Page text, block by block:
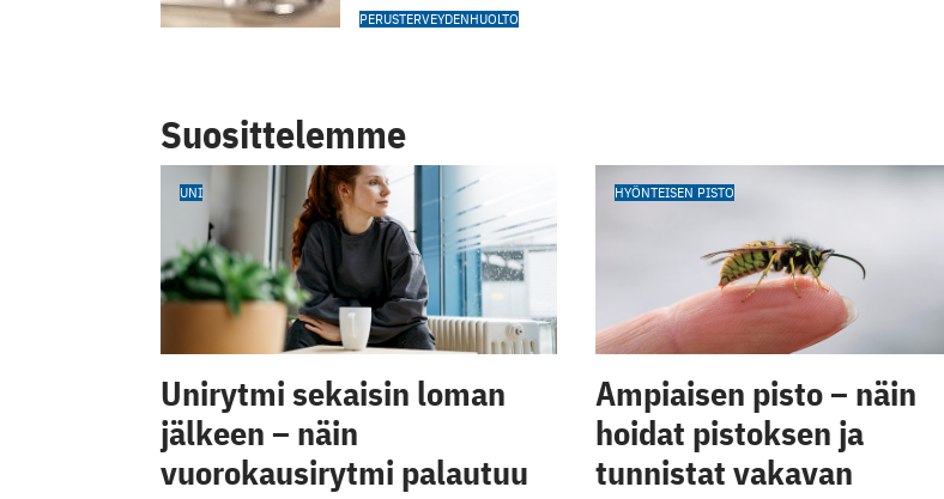
PERUSTERVEYDENHUOLTO
Suosittelemme
UNI
Unirytmi sekaisin loman
jälkeen – näin
vuorokausirytmi palautuu
HYÖNTEISEN PISTO
Ampiaisen pisto – näin
hoidat pistoksen ja
tunnistat vakavan